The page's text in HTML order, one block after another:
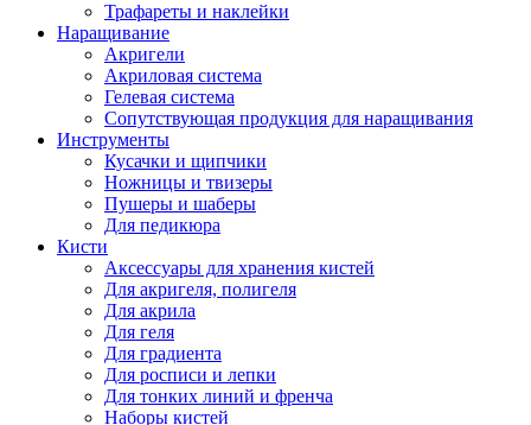
Трафареты и наклейки
Наращивание
Акригели
Акриловая система
Гелевая система
Сопутствующая продукция для наращивания
Инструменты
Кусачки и щипчики
Ножницы и твизеры
Пушеры и шаберы
Для педикюра
Кисти
Аксессуары для хранения кистей
Для акригеля, полигеля
Для акрила
Для геля
Для градиента
Для росписи и лепки
Для тонких линий и френча
Наборы кистей